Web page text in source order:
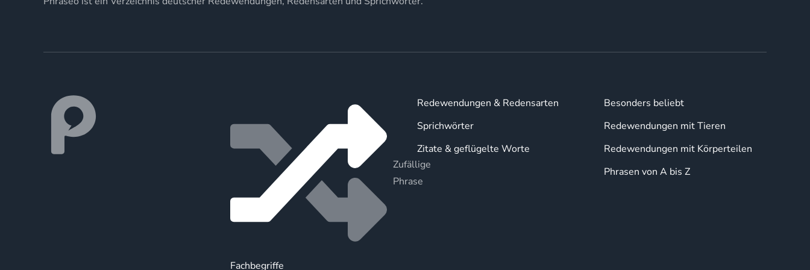
Zufällige
Phrase
Fachbegriffe
Redewendungen & Redensarten
Sprichwörter
Zitate & geflügelte Worte
Besonders beliebt
Redewendungen mit Tieren
Redewendungen mit Körperteilen
Phrasen von A bis Z